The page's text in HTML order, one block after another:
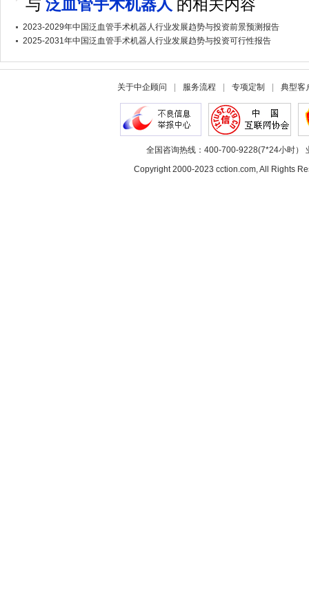
与 泛血管手术机器人 的相关内容
2023-2029年中国泛血管手术机器人行业发展趋势与投资前景预测报告
2025-2031年中国泛血管手术机器人行业发展趋势与投资可行性报告
关于中企顾问 服务流程 专项定制 典型客
全国咨询热线：400-700-9228(7*24小时）
Copyright 2000-2023 cction.com, All Rights